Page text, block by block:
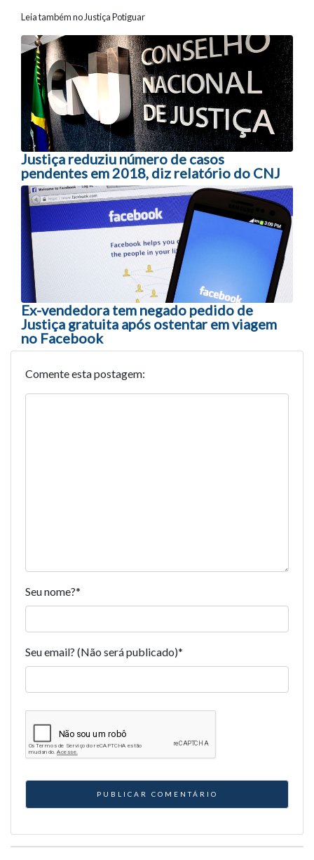
Leia também no Justiça Potiguar
Navegação entre posts
Justiça reduziu número de casos
pendentes em 2018, diz relatório do CNJ
Ex-vendedora tem negado pedido de
Justiça gratuita após ostentar em viagem
no Facebook
Comente esta postagem:
Seu nome?*
Seu email? (Não será publicado)*